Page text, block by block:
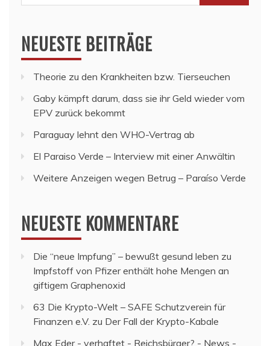
nach:
NEUESTE BEITRÄGE
Theorie zu den Krankheiten bzw. Tierseuchen
Gaby kämpft darum, dass sie ihr Geld wieder vom
EPV zurück bekommt
Paraguay lehnt den WHO-Vertrag ab
El Paraiso Verde – Interview mit einer Anwältin
Weitere Anzeigen wegen Betrug – Paraíso Verde
NEUESTE KOMMENTARE
Die “neue Impfung” – bewußt gesund leben zu
Impfstoff von Pfizer enthält hohe Mengen an
giftigem Graphenoxid
63 Die Krypto-Welt – SAFE Schutzverein für
Finanzen e.V. zu Der Fall der Krypto-Kabale
Max Eder - verhaftet - Reichsbürger? - News -